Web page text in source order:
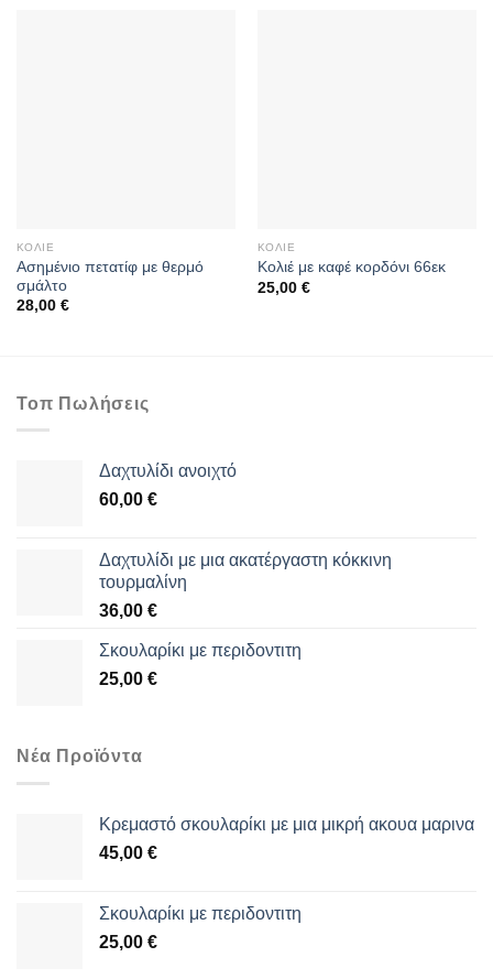
ΚΟΛΙΈ
Aσημένιο πετατίφ με θερμό
σμάλτο
28,00 €
ΚΟΛΙΈ
Κολιέ με καφέ κορδόνι 66εκ
25,00 €
Τοπ Πωλήσεις
Δαχτυλίδι ανοιχτό
60,00 €
Δαχτυλίδι με μια ακατέργαστη κόκκινη
τουρμαλίνη
36,00 €
Σκουλαρίκι με περιδοντιτη
25,00 €
Νέα Προϊόντα
Κρεμαστό σκουλαρίκι με μια μικρή ακουα μαρινα
45,00 €
Σκουλαρίκι με περιδοντιτη
25,00 €